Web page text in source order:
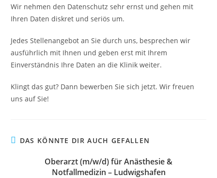
Wir nehmen den Datenschutz sehr ernst und gehen mit
Ihren Daten diskret und seriös um.
Jedes Stellenangebot an Sie durch uns, besprechen wir
ausführlich mit Ihnen und geben erst mit Ihrem
Einverständnis Ihre Daten an die Klinik weiter.
Klingt das gut? Dann bewerben Sie sich jetzt. Wir freuen
uns auf Sie!
DAS KÖNNTE DIR AUCH GEFALLEN
Oberarzt (m/w/d) für Anästhesie &
Notfallmedizin – Ludwigshafen